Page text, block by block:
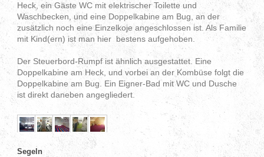
Heck, ein Gäste WC mit elektrischer Toilette und
Waschbecken, und eine Doppelkabine am Bug, an der
zusätzlich noch eine Einzelkoje angeschlossen ist. Als Familie
mit Kind(ern) ist man hier bestens aufgehoben.
Der Steuerbord-Rumpf ist ähnlich ausgestattet. Eine
Doppelkabine am Heck, und vorbei an der Kombüse folgt die
Doppelkabine am Bug. Ein Eigner-Bad mit WC und Dusche
ist direkt daneben angegliedert.
Segeln